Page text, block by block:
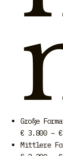
Große
€ 3.800 –
Mittlere